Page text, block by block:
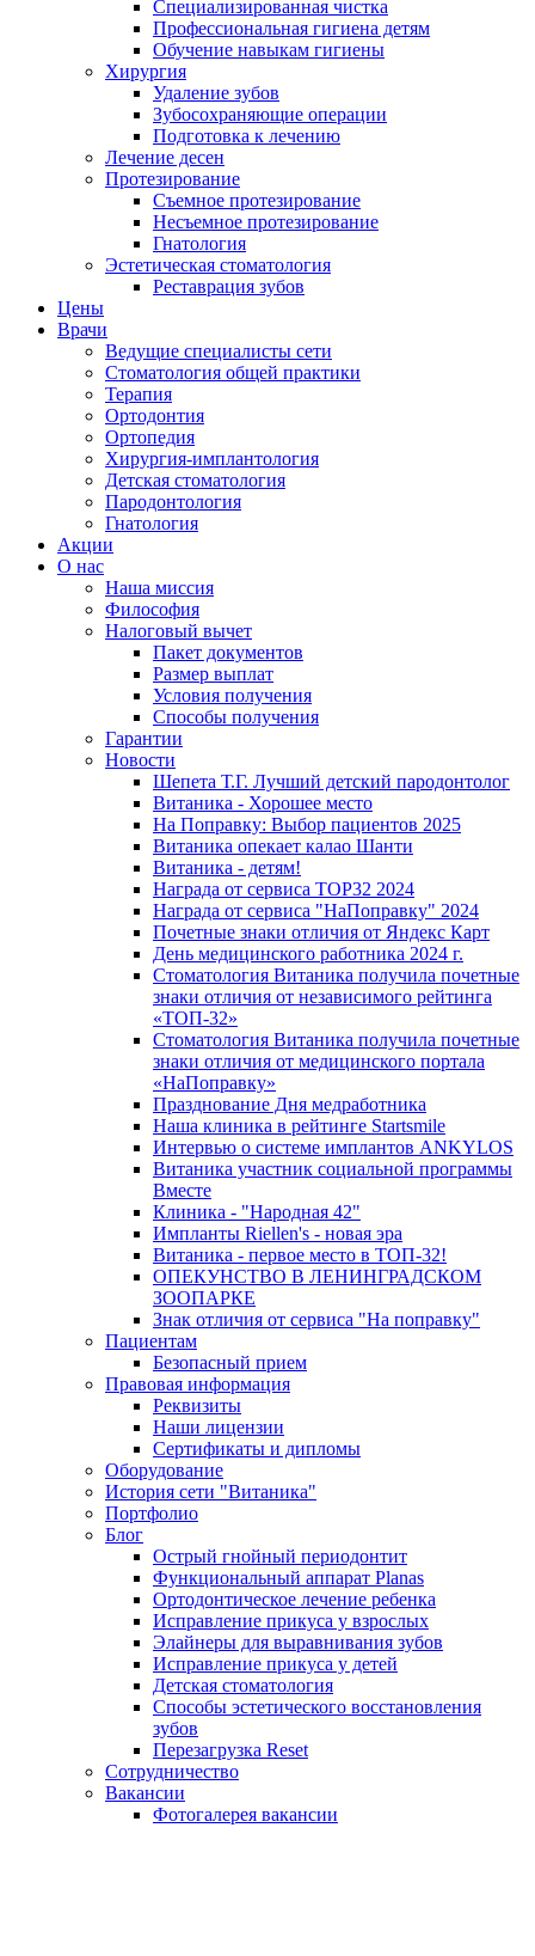
Специализированная чистка
Профессиональная гигиена детям
Обучение навыкам гигиены
Хирургия
Удаление зубов
Зубосохраняющие операции
Подготовка к лечению
Лечение десен
Протезирование
Съемное протезирование
Несъемное протезирование
Гнатология
Эстетическая стоматология
Реставрация зубов
Цены
Врачи
Ведущие специалисты сети
Стоматология общей практики
Терапия
Ортодонтия
Ортопедия
Хирургия-имплантология
Детская стоматология
Пародонтология
Гнатология
Акции
О нас
Наша миссия
Философия
Налоговый вычет
Пакет документов
Размер выплат
Условия получения
Способы получения
Гарантии
Новости
Шепета Т.Г. Лучший детский пародонтолог
Витаника - Хорошее место
На Поправку: Выбор пациентов 2025
Витаника опекает калао Шанти
Витаника - детям!
Награда от сервиса TOP32 2024
Награда от сервиса "НаПоправку" 2024
Почетные знаки отличия от Яндекс Карт
День медицинского работника 2024 г.
Стоматология Витаника получила почетные
знаки отличия от независимого рейтинга
«ТОП-32»
Стоматология Витаника получила почетные
знаки отличия от медицинского портала
«НаПоправку»
Празднование Дня медработника
Наша клиника в рейтинге Startsmile
Интервью о системе имплантов ANKYLOS
Витаника участник социальной программы
Вместе
Клиника - "Народная 42"
Импланты Riellen's - новая эра
Витаника - первое место в ТОП-32!
ОПЕКУНСТВО В ЛЕНИНГРАДСКОМ
ЗООПАРКЕ
Знак отличия от сервиса "На поправку"
Пациентам
Безопасный прием
Правовая информация
Реквизиты
Наши лицензии
Сертификаты и дипломы
Оборудование
История сети "Витаника"
Портфолио
Блог
Острый гнойный периодонтит
Функциональный аппарат Planas
Ортодонтическое лечение ребенка
Исправление прикуса у взрослых
Элайнеры для выравнивания зубов
Исправление прикуса у детей
Детская стоматология
Способы эстетического восстановления
зубов
Перезагрузка Reset
Сотрудничество
Вакансии
Фотогалерея вакансии